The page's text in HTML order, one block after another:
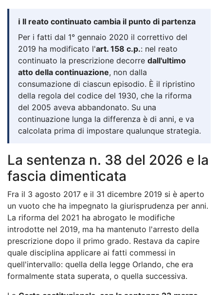
ℹ️ Il reato continuato cambia il punto di partenza
Per i fatti dal 1° gennaio 2020 il correttivo del
2019 ha modificato l'art. 158 c.p.: nel reato
continuato la prescrizione decorre dall'ultimo
atto della continuazione, non dalla
consumazione di ciascun episodio. È il ripristino
della regola del codice del 1930, che la riforma
del 2005 aveva abbandonato. Su una
continuazione lunga la differenza è di anni, e va
calcolata prima di impostare qualunque strategia.
La sentenza n. 38 del 2026 e la
fascia dimenticata
Fra il 3 agosto 2017 e il 31 dicembre 2019 si è aperto
un vuoto che ha impegnato la giurisprudenza per anni.
La riforma del 2021 ha abrogato le modifiche
introdotte nel 2019, ma ha mantenuto l'arresto della
prescrizione dopo il primo grado. Restava da capire
quale disciplina applicare ai fatti commessi in
quell'intervallo: quella della legge Orlando, che era
formalmente stata superata, o quella successiva.